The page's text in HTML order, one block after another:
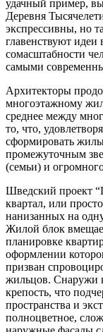
удачный пример,
Деревня
экспрессивны, но
главенствуют идеи
сомасштабности
самыми
Архитекторы
многоэтажному
среднее между
то, что,
сформировать
промежуточным
(семьи) и
Шведский проект
квартал, или
нанизанных на
Жилой блок
планировке
оформлении
призван
жильцов. Снаружи
крепость, что
пространства и
полноцветное,